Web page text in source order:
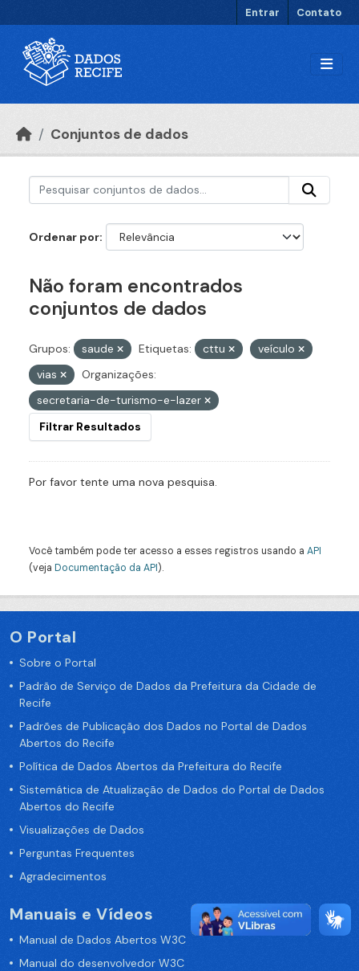
Entrar Contato
Conjuntos de dados
Ordenar por
Não foram encontrados
conjuntos de dados
Grupos: saude Etiquetas: cttu
veículo
vias
Organizações:
secretaria-de-turismo-e-lazer
Filtrar Resultados
Por favor tente uma nova pesquisa.
Você também pode ter acesso a esses registros usando a API
(veja Documentação da API).
O Portal
Sobre o Portal
Padrão de Serviço de Dados da Prefeitura da Cidade de
Recife
Padrões de Publicação dos Dados no Portal de Dados
Abertos do Recife
Política de Dados Abertos da Prefeitura do Recife
Sistemática de Atualização de Dados do Portal de Dados
Abertos do Recife
Visualizações de Dados
Perguntas Frequentes
Agradecimentos
Manuais e Vídeos
Manual de Dados Abertos W3C
Manual do desenvolvedor W3C